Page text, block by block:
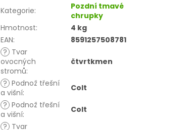
Kategorie:
Pozdní tmavé
chrupky
Hmotnost:
4 kg
EAN:
8591257508781
? Tvar
ovocných
stromů:
čtvrtkmen
? Podnož třešní
a višní:
Colt
? Podnož třešní
a višní:
Colt
? Tvar